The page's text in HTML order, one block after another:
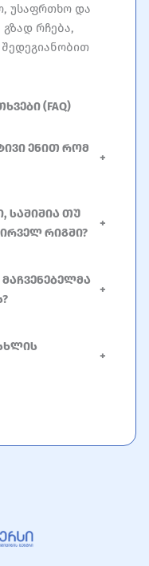
უსაფრთხო და
რჩება,
(FAQ)
ენით რომ
+
საშიშია თუ
რიგში?
+
+
+